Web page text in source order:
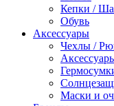
Кепки /
Обувь
Аксессуары
Чехлы /
Маски и